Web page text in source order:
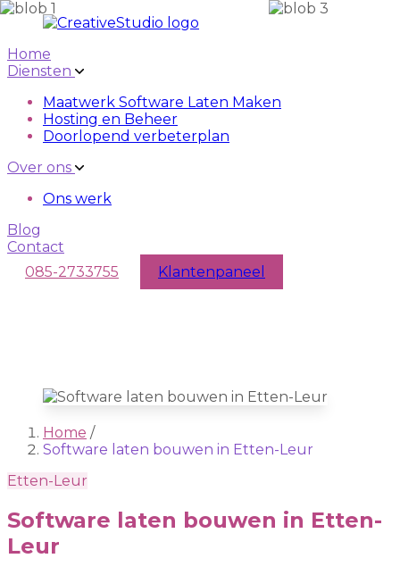
Skip to main content Skip to navigation
Home
Diensten
Maatwerk Software Laten Maken
Hosting en Beheer
Doorlopend verbeterplan
Over ons
Ons werk
Blog
Contact
085-2733755
Klantenpaneel
Home /
Software laten bouwen in Etten-Leur
Etten-Leur
Software laten bouwen in Etten-
Leur